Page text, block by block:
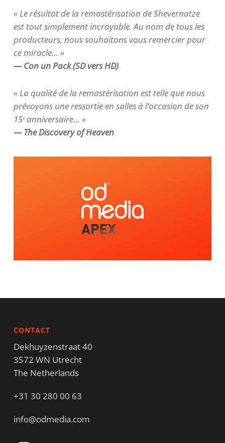
« Le résultat de la remastérisation de Shevernatze
est tout simplement incroyable. Au nom de tous les
producteurs, nous souhaitons vous remercier pour
ce miracle… »
— Con un Pack (SD vers HD)
« La qualité de la remastérisation est telle que nous
prévoyons une ressortie en salles à l’occasion de son
15ᵉ anniversaire… »
— The Discovery of Heaven
CONTACT
Dekhuyzenstraat 40
3572 WN Utrecht
The Netherlands
+31 30 280 00 63
info@odmedia.com